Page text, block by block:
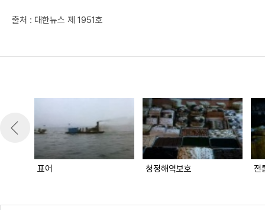
출처 : 대한뉴스 제 1951호
표어 청정해역보호 전